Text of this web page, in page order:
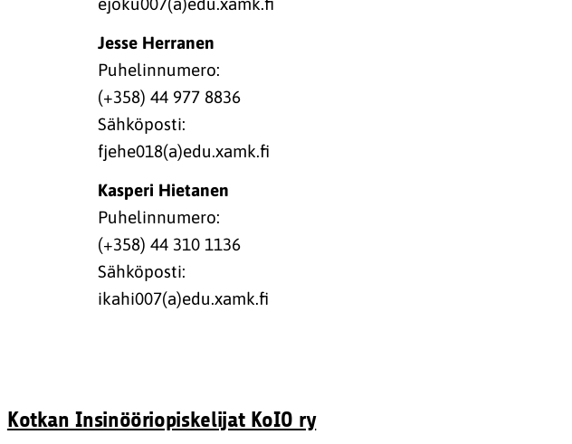
Jesse Herranen
Puhelinnumero:
(+358) 44 977 8836
Sähköposti:
fjehe018(a)edu.xamk.fi
Kasperi Hietanen
Puhelinnumero:
(+358) 44 310 1136
Sähköposti:
ikahi007(a)edu.xamk.fi
Kotkan Insinööriopiskelijat KoIO ry